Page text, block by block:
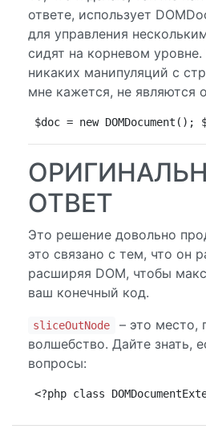
ответе, использует
для управления
сидят на корневом
никаких манипуляций с
мне кажется, не являются
$doc = new
ОТВЕТ
Это решение довольно
это связано с тем, что он
расширяя DOM, чтобы
ваш конечный код.
sliceOutNode
– это место,
волшебство. Дайте знать,
вопросы:
<?php class